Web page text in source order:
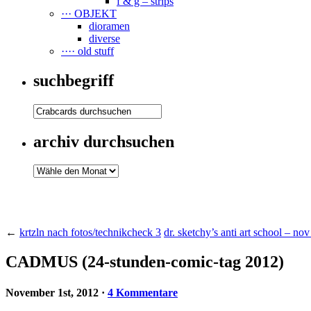
··· OBJEKT
dioramen
diverse
···· old stuff
suchbegriff
archiv durchsuchen
← krtzln nach fotos/technikcheck 3 dr. sketchy’s anti art school –
CADMUS (24-stunden-comic-tag 2012)
November 1st, 2012 · 4 Kommentare